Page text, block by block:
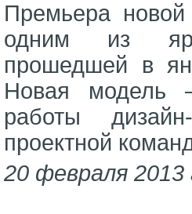
Премьера
одним из
прошедшей в
Новая модель
работы
проектной
20 февраля 2013